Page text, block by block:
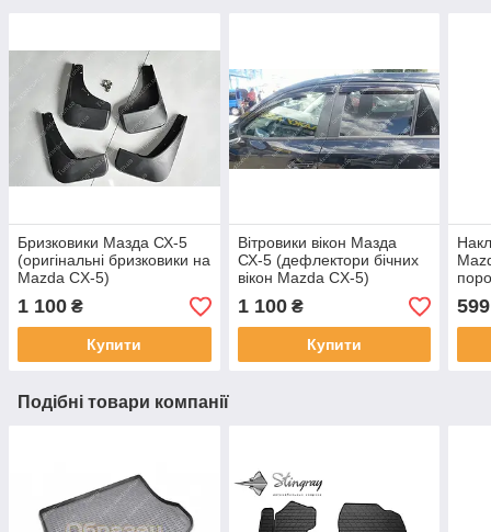
Бризковики Мазда СХ-5
(оригінальні бризковики на
Mazda CX-5)
1 100 ₴
Купити
Вітровики вікон Мазда
СХ-5 (дефлектори бічних
вікон Mazda CX-5)
1 100₴
Купити
599
Подібні товари компанії